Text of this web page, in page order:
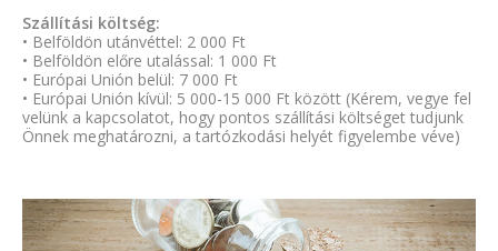
Szállítási költség:
• Belföldön utánvéttel: 2 000 Ft
• Belföldön előre utalással: 1 000 Ft
• Európai Unión belül: 7 000 Ft
• Európai Unión kívül: 5 000-15 000 Ft között (Kérem, vegye fel
velünk a kapcsolatot, hogy pontos szállítási költséget tudjunk
Önnek meghatározni, a tartózkodási helyét figyelembe véve)